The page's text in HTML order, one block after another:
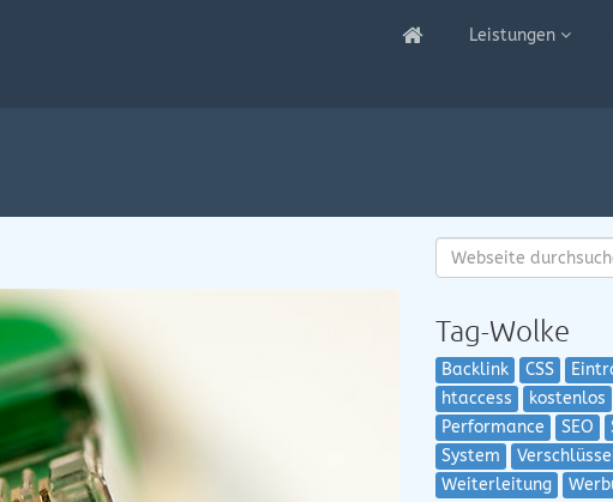
Leistungen
Tag-Wolke
Backlink CSS
htaccess
kostenlos
Performance
SEO
System
Weiterleitung